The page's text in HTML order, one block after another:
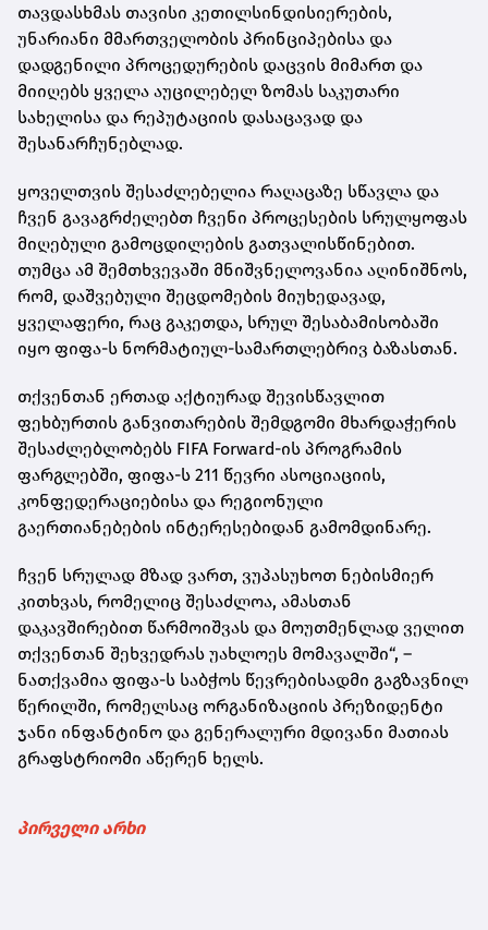
თავდასხმას თავისი კეთილსინდისიერების,
უნარიანი მმართველობის პრინციპებისა და
დადგენილი პროცედურების დაცვის მიმართ და
მიიღებს ყველა აუცილებელ ზომას საკუთარი
სახელისა და რეპუტაციის დასაცავად და
შესანარჩუნებლად.
ყოველთვის შესაძლებელია რაღაცაზე სწავლა და
ჩვენ გავაგრძელებთ ჩვენი პროცესების სრულყოფას
მიღებული გამოცდილების გათვალისწინებით.
თუმცა ამ შემთხვევაში მნიშვნელოვანია აღინიშნოს,
რომ, დაშვებული შეცდომების მიუხედავად,
ყველაფერი, რაც გაკეთდა, სრულ შესაბამისობაში
იყო ფიფა-ს ნორმატიულ-სამართლებრივ ბაზასთან.
თქვენთან ერთად აქტიურად შევისწავლით
ფეხბურთის განვითარების შემდგომი მხარდაჭერის
შესაძლებლობებს FIFA Forward-ის პროგრამის
ფარგლებში, ფიფა-ს 211 წევრი ასოციაციის,
კონფედერაციებისა და რეგიონული
გაერთიანებების ინტერესებიდან გამომდინარე.
ჩვენ სრულად მზად ვართ, ვუპასუხოთ ნებისმიერ
კითხვას, რომელიც შესაძლოა, ამასთან
დაკავშირებით წარმოიშვას და მოუთმენლად ველით
თქვენთან შეხვედრას უახლოეს მომავალში“, –
ნათქვამია ფიფა-ს საბჭოს წევრებისადმი გაგზავნილ
წერილში, რომელსაც ორგანიზაციის პრეზიდენტი
ჯანი ინფანტინო და გენერალური მდივანი მათიას
გრაფსტრიომი აწერენ ხელს.
პირველი არხი